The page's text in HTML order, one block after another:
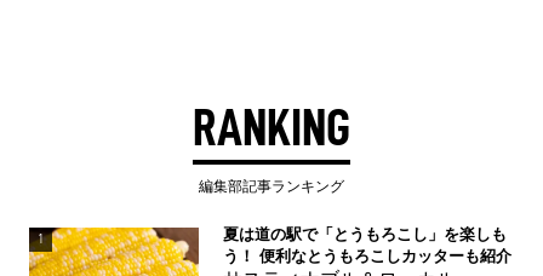
RANKING
編集部記事ランキング
1
夏は道の駅で「とうもろこし」を楽しも
う！ 便利なとうもろこしカッターも紹介